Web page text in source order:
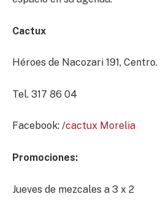
Cactux
Héroes de Nacozari 191, Centro.
Tel. 317 86 04
Facebook: /cactux Morelia
Promociones:
Jueves de mezcales a 3 x 2